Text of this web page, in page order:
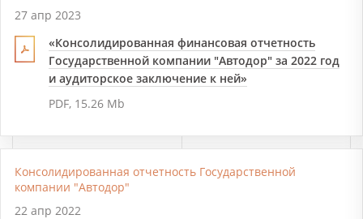
27 апр 2023
«Консолидированная финансовая отчетность
Государственной компании "Автодор" за 2022 год
и аудиторское заключение к ней»
PDF, 15.26 Mb
Консолидированная отчетность Государственной
компании "Автодор"
22 апр 2022